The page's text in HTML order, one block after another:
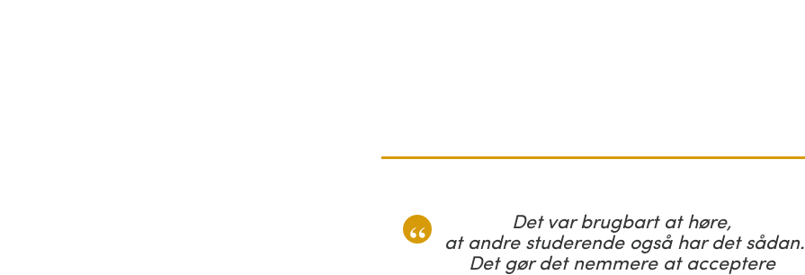
Det var brugbart at høre,
at andre studerende også har det sådan.
Det gør det nemmere at acceptere